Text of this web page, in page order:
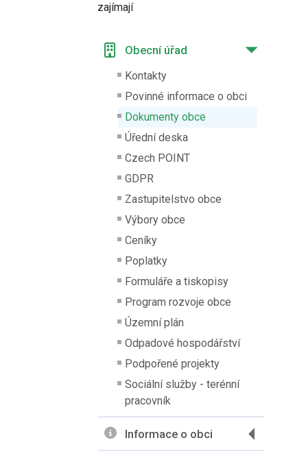
zajímají
Obecní úřad
Kontakty
Povinné informace o obci
Dokumenty obce
Úřední deska
Czech POINT
GDPR
Zastupitelstvo obce
Výbory obce
Ceníky
Poplatky
Formuláře a tiskopisy
Program rozvoje obce
Územní plán
Odpadové hospodářství
Podpořené projekty
Sociální služby - terénní
pracovník
Informace o obci